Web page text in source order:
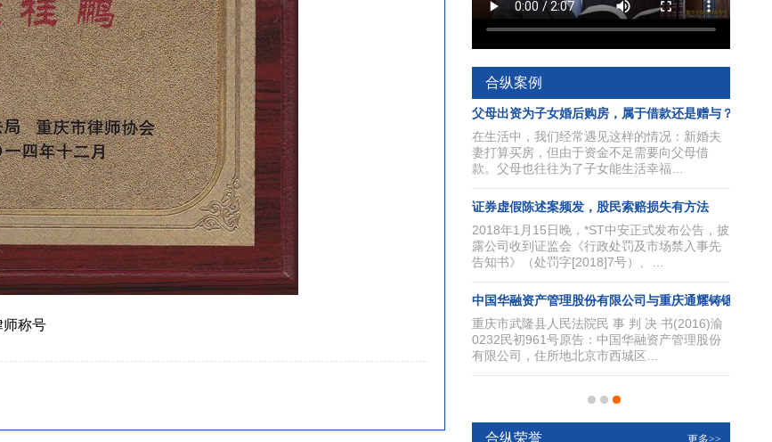
称号
合纵案例
园食品股份有限公司破产重整案件
“全国破产经典案例”-----重庆华生园
有限公司破产重整案件 重庆合纵律
被继承人对继承案件的影响
敏律师近期，笔者处理了一起继承纠
死者的第一顺位 继承人系其姐、弟，
配比例产生争议，其弟…
言平律师 债权人陈某申请与被
究竟收了多少彩礼？ ——“孤独”的答辩，细致的查证！
律师代理案件，标的金额的大小并不能完全决
定案件的难易程度。案件的难易很大程度取决
于对于关键事实的有效证据数量。…
建设工程领域劳务分包要注意的几点法律建议
在建设工程领域，劳务专项分包特别多，竞争
也十分激烈，现在行情是价格压得很低，回款
不及时，而且一旦发生安全事故，…
辩护实录|辩护不仅需要晓之以理，同样需要动之以情
父母出资为子女婚后购房，属于借款还是赠与？
在生活中，我们经常遇见这样的情况：新婚夫
妻打算买房，但由于资金不足需要向父母借
款。父母也往往为了子女能生活幸福…
证券虚假陈述案频发，股民索赔损失有方法
2018年1月15日晚，*ST中安正式发布公告，披
露公司收到证监会《行政处罚及市场禁入事先
告知书》（处罚字[2018]7号）、…
中国华融资产管理股份有限公司与重庆通耀铸锻有限
重庆市武隆县人民法院民 事 判 决 书(2016)渝
0232民初961号原告：中国华融资产管理股份
有限公司，住所地北京市西城区…
合纵荣誉 更多>>